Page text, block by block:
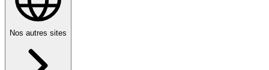
Nos autres sites